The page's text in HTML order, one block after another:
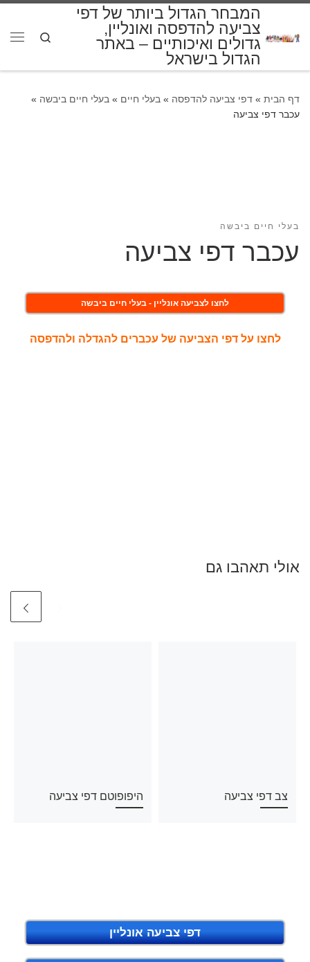
המבחר הגדול ביותר של דפי
צביעה להדפסה ואונליין,
גדולים ואיכותיים – באתר
הגדול בישראל
Search
דף הבית » דפי צביעה להדפסה » בעלי חיים » בעלי חיים ביבשה »
עכבר דפי צביעה
בעלי חיים ביבשה
עכבר דפי צביעה
לחצו לצביעה אונליין - בעלי חיים ביבשה
לחצו על דפי הצביעה של עכברים להגדלה ולהדפסה
אולי תאהבו גם
צב דפי צביעה היפופוטם דפי צביעה
דפי צביעה אונליין